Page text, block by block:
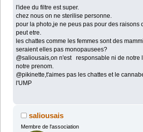
l'idee du filtre est super.
chez nous on ne sterilise personne.
pour la photo,je ne peus pas pour des raisons
peut etre.
les chattes comme les femmes sont des
seraient elles pas monopausees?
@saliousais,on n'est responsable ni de notre
notre prenom.
@pikinette,t'aimes pas les chattes et le
l'UMP
saliousais
Membre de l'association